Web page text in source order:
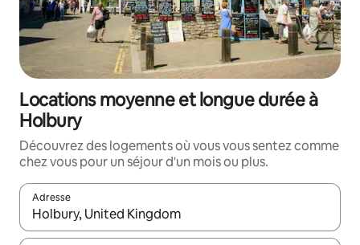
Locations moyenne et longue durée à
Holbury
Découvrez des logements où vous vous sentez comme
chez vous pour un séjour d'un mois ou plus.
Adresse
Lorsque les résultats s'affichent, utilisez les flèches vers le